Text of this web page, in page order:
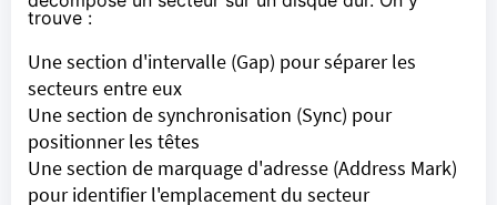
trouve :
Une section d'intervalle (Gap) pour séparer les
secteurs entre eux
Une section de synchronisation (Sync) pour
positionner les têtes
Une section de marquage d'adresse (Address Mark)
pour identifier l'emplacement du secteur